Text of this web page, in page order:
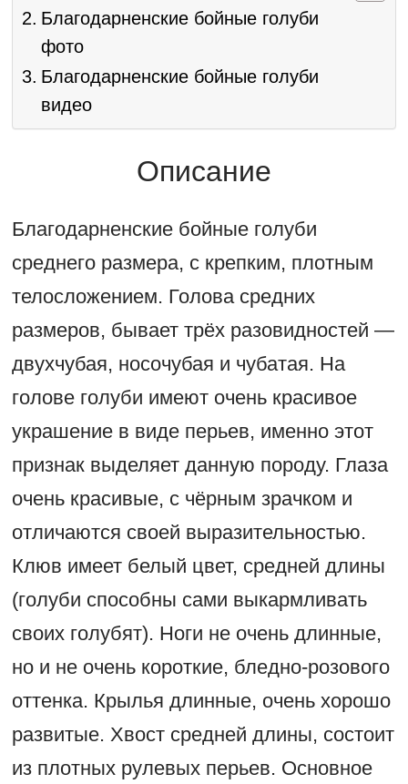
Благодарненские бойные голуби
фото
Благодарненские бойные голуби
видео
Описание
Благодарненские бойные голуби
среднего размера, с крепким, плотным
телосложением. Голова средних
размеров, бывает трёх разовидностей —
двухчубая, носочубая и чубатая. На
голове голуби имеют очень красивое
украшение в виде перьев, именно этот
признак выделяет данную породу. Глаза
очень красивые, с чёрным зрачком и
отличаются своей выразительностью.
Клюв имеет белый цвет, средней длины
(голуби способны сами выкармливать
своих голубят). Ноги не очень длинные,
но и не очень короткие, бледно-розового
оттенка. Крылья длинные, очень хорошо
развитые. Хвост средней длины, состоит
из плотных рулевых перьев. Основное